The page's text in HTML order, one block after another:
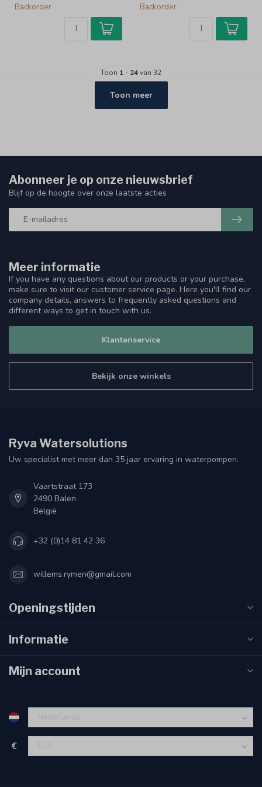
Zelfaanzuigende
Backorder
Zelfaanzuigende centrif...
Backorder
Toon 1 - 24van 32
Toon meer
Meer informatie
If you have any questions about our products or your purchase,
make sure to visit our customer service page. Here you'll find our
company details, answers to frequently asked questions and
different ways to get in touch with us.
Klantenservice
Bekijk onze winkels
Abonneer je op onze nieuwsbrief
Blijf op de hoogte over onze laatste acties
Ryva Watersolutions
Uw specialist met meer dan 35 jaar ervaring in waterpompen.
Vaartstraat 173
2490 Balen
België
+32 (0)14 81 42 36
willems.rymen@gmail.com
Openingstijden
Informatie
Mijn account
€